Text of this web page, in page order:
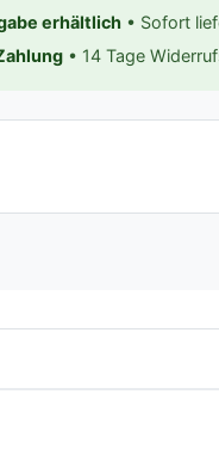
erhältlich • Sofort
• 14 Tage